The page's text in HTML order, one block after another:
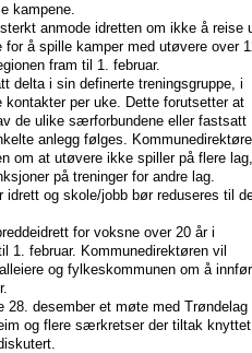
kampene.
anmode idretten om ikke å reise
for å spille kamper med utøvere over
fram til 1. februar.
delta i sin definerte treningsgruppe, i
kontakter per uke. Dette forutsetter at
de ulike særforbundene eller fastsatt
anlegg følges.
om at utøvere ikke spiller på flere lag,
på treninger for andre lag.
idrett og skole/jobb bør reduseres til
for voksne over 20 år i
1. februar. Kommunedirektøren vil
og fylkeskommunen om å
28. desember et møte med Trøndelag
og flere særkretser der tiltak knyttet